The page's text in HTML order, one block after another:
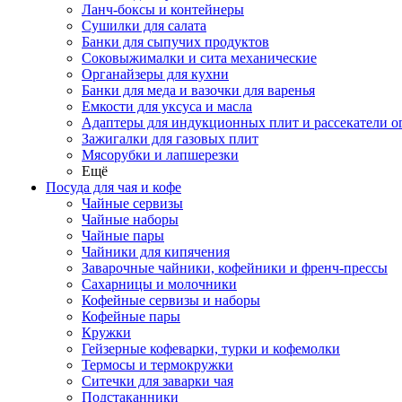
Ланч-боксы и контейнеры
Сушилки для салата
Банки для сыпучих продуктов
Соковыжималки и сита механические
Органайзеры для кухни
Банки для меда и вазочки для варенья
Емкости для уксуса и масла
Адаптеры для индукционных плит и рассекатели
Зажигалки для газовых плит
Мясорубки и лапшерезки
Ещё
Посуда для чая и кофе
Чайные сервизы
Чайные наборы
Чайные пары
Чайники для кипячения
Заварочные чайники, кофейники и френч-прессы
Сахарницы и молочники
Кофейные сервизы и наборы
Кофейные пары
Кружки
Гейзерные кофеварки, турки и кофемолки
Термосы и термокружки
Ситечки для заварки чая
Подстаканники